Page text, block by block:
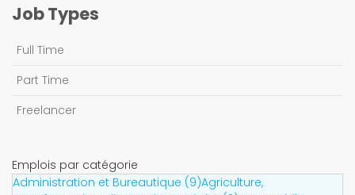
Job Types
Full Time
Part Time
Freelancer
Emplois par catégorie
Administration et Bureautique (9)Agriculture,